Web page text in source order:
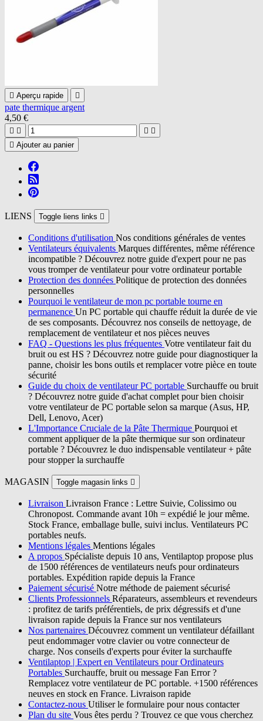
 Aperçu rapide 
pate thermique argent
4,50 €
   
 Ajouter au panier
LIENS Toggle liens links 
Conditions d'utilisation Nos conditions générales de ventes
Ventilateurs équivalents Marques différentes, même référence
incompatible ? Découvrez notre guide d'expert pour ne pas
vous tromper de ventilateur pour votre ordinateur portable
Protection des données Politique de protection des données
personnelles
Pourquoi le ventilateur de mon pc portable tourne en
permanence Un PC portable qui chauffe réduit la durée de vie
de ses composants. Découvrez nos conseils de nettoyage, de
remplacement de ventilateur et nos pièces neuves
FAQ - Questions les plus fréquentes Votre ventilateur fait du
bruit ou est HS ? Découvrez notre guide pour diagnostiquer la
panne, choisir les bons outils et remplacer votre pièce en toute
sécurité
Guide du choix de ventilateur PC portable Surchauffe ou bruit
? Découvrez notre guide d'achat complet pour bien choisir
votre ventilateur de PC portable selon sa marque (Asus, HP,
Dell, Lenovo, Acer)
L'Importance Cruciale de la Pâte Thermique Pourquoi et
comment appliquer de la pâte thermique sur son ordinateur
portable ? Découvrez le duo indispensable ventilateur + pâte
pour stopper la surchauffe
MAGASIN Toggle magasin links 
Livraison Livraison France : Lettre Suivie, Colissimo ou
Chronopost. Commande avant 10h = expédié le jour même.
Stock France, emballage bulle, suivi inclus. Ventilateurs PC
portables neufs.
Mentions légales Mentions légales
A propos Spécialiste depuis 10 ans, Ventilaptop propose plus
de 1500 références de ventilateurs neufs pour ordinateurs
portables. Expédition rapide depuis la France
Paiement sécurisé Notre méthode de paiement sécurisé
Clients Professionnels Réparateurs, assembleurs et revendeurs
: profitez de tarifs préférentiels, de prix dégressifs et d'une
livraison rapide depuis la France sur nos ventilateurs
Nos partenaires Découvrez comment un ventilateur défaillant
peut endommager votre clavier ou votre connecteur de
charge. Nos conseils d'experts pour éviter la surchauffe
Ventilaptop | Expert en Ventilateurs pour Ordinateurs
Portables Surchauffe, bruit ou message Fan Error ?
Remplacez votre ventilateur de PC portable. +1500 références
neuves en stock en France. Livraison rapide
Contactez-nous Utiliser le formulaire pour nous contacter
Plan du site Vous êtes perdu ? Trouvez ce que vous cherchez